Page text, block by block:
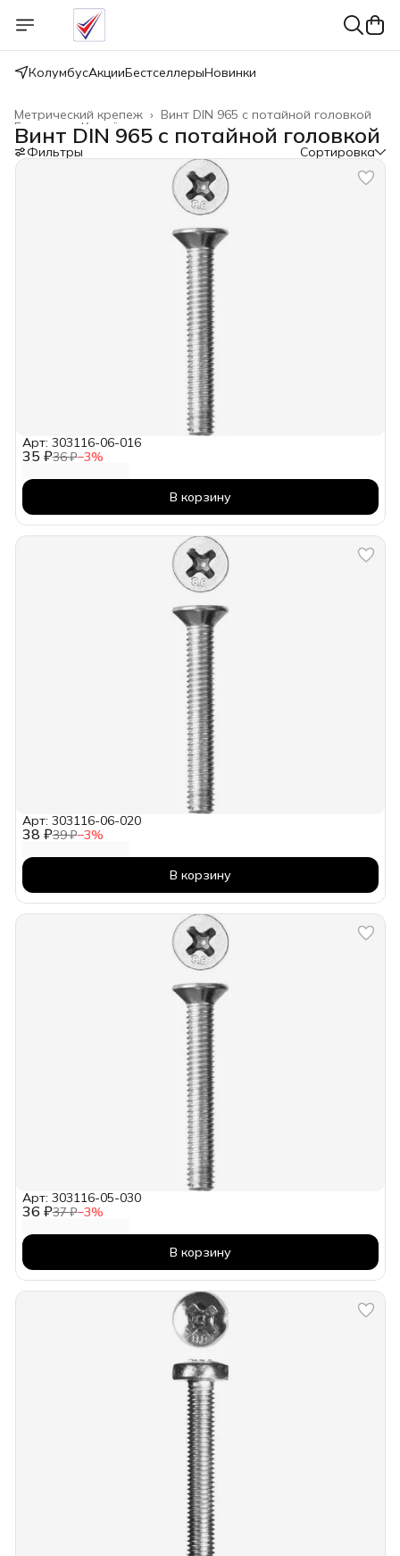
КолумбусАкцииБестселлерыНовинки
Винт DIN 965 с потайной головкой
Метрический крепеж ›
Крепёжные изделия
Главная
Винт DIN 965 с потайной головкой
Фильтры Сортировка
35 ₽36 ₽−3%
Арт: 303116-06-016
В корзину
38 ₽39 ₽−3%
Арт: 303116-06-020
В корзину
36 ₽37 ₽−3%
Арт: 303116-05-030
В корзину